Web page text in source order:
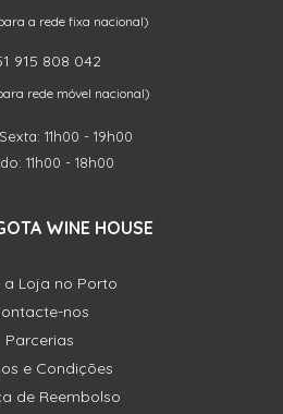
a rede fixa nacional)
915 808 042
rede móvel nacional)
11h00 - 19h00
11h00 - 18h00
WINE HOUSE
a Loja no Porto
nos
Parcerias
e Condições
de Reembolso